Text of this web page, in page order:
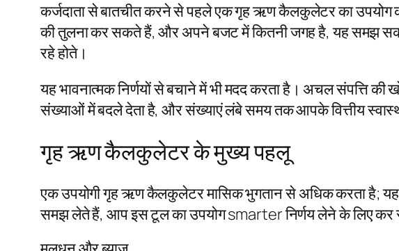
कर्जदाता से बातचीत करने से पहले एक गृह ऋण कैलकुलेटर का
की तुलना कर सकते हैं, और अपने बजट में कितनी जगह है, यह समझ
रहे होते।
यह भावनात्मक निर्णयों से बचाने में भी मदद करता है। अचल संपत्ति
संख्याओं में बदले देता है, और संख्याएं लंबे समय तक आपके वित्तीय स्वास्थ्य
गृह ऋण कैलकुलेटर के मुख्य पहलू
एक उपयोगी गृह ऋण कैलकुलेटर मासिक भुगतान से अधिक करता है;
समझ लेते हैं, आप इस टूल का उपयोग smarter निर्णय लेने के लिए कर